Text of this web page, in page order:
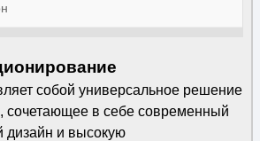
собой универсальное решение
сочетающее в себе современный
дизайн и высокую